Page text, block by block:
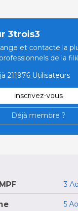
3trois3
et contacte la
de la
211976 Utilisateurs
inscrivez-vous
Déjà membre ?
3
5